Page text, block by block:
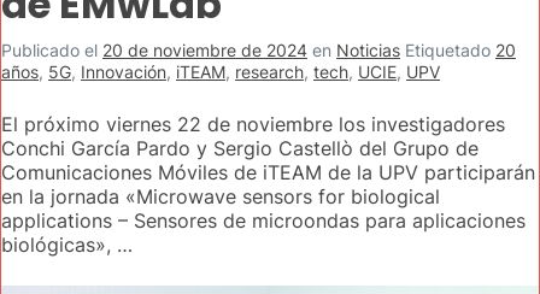
Publicado el 20 de noviembre de 2024 en Noticias Etiquetado 20
años, 5G, Innovación, iTEAM, research, tech, UCIE, UPV
El próximo viernes 22 de noviembre los investigadores
Conchi García Pardo y Sergio Castellò del Grupo de
Comunicaciones Móviles de iTEAM de la UPV participarán
en la jornada «Microwave sensors for biological
applications – Sensores de microondas para aplicaciones
biológicas», …